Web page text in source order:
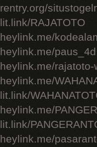
RAJATOTO
paus_4d
rajatoto-